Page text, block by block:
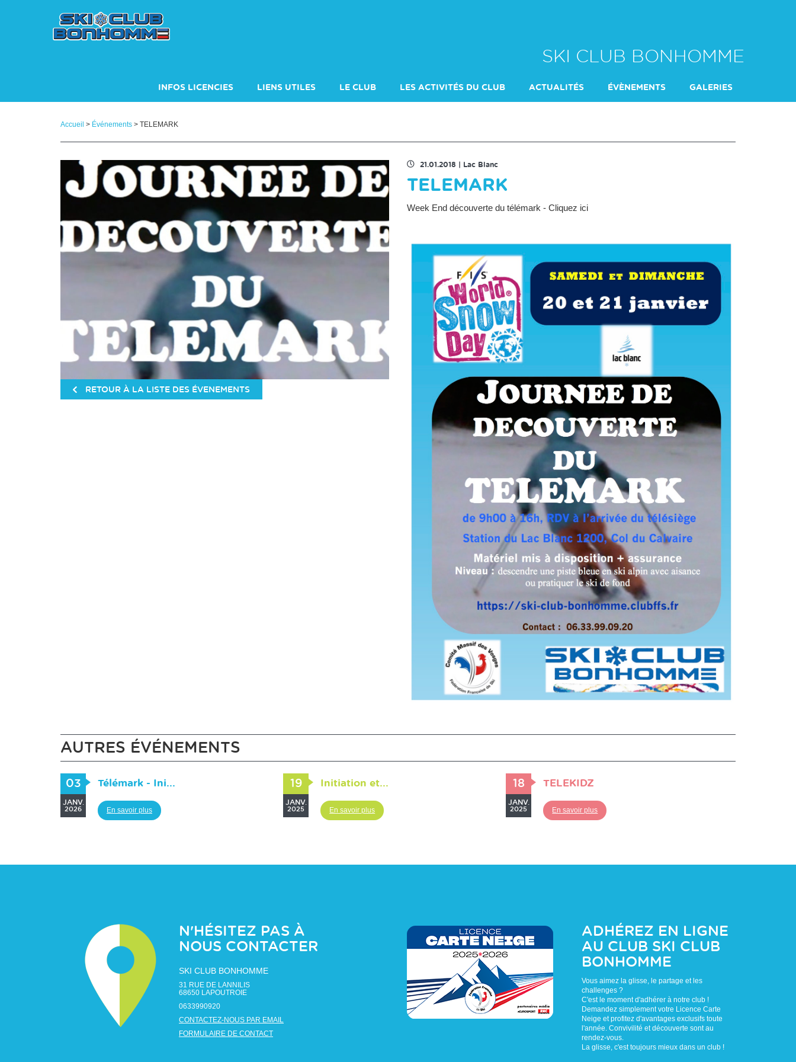
SKI CLUB BONHOMME
INFOS LICENCIES LIENS UTILES LE CLUB LES ACTIVITÉS DU CLUB ACTUALITÉS ÉVÈNEMENTS GALERIES
Accueil > Événements > TELEMARK
RETOUR À LA LISTE DES ÉVENEMENTS
21.01.2018 Lac Blanc
TELEMARK
Week End découverte du télémark - Cliquez ici
AUTRES ÉVÉNEMENTS
03
JANV.
2026
Télémark - Ini...
En savoir plus
19
JANV.
2025
Initiation et...
En savoir plus
18
JANV.
2025
TELEKIDZ
En savoir plus
N'HÉSITEZ PAS À
NOUS CONTACTER
SKI CLUB BONHOMME
31 RUE DE LANNILIS
68650 LAPOUTROIE
0633990920
CONTACTEZ-NOUS PAR EMAIL
FORMULAIRE DE CONTACT
ADHÉREZ EN LIGNE
AU CLUB SKI CLUB
BONHOMME
Vous aimez la glisse, le partage et les
challenges ?
C'est le moment d'adhérer à notre club !
Demandez simplement votre Licence Carte
Neige et profitez d'avantages exclusifs toute
l'année. Convivilité et découverte sont au
rendez-vous.
La glisse, c'est toujours mieux dans un club !